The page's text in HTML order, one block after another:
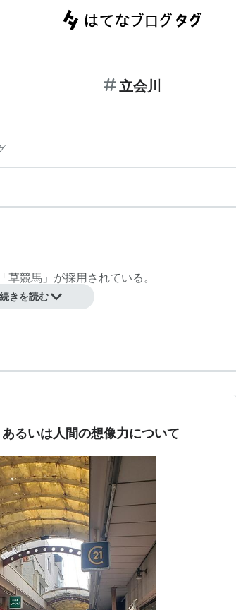
立会川
競馬」が採用されている。
浜駅〉…京急川崎…下段へ↓
←「 立会川」→ 鮫洲…〈品川駅
青砥 京成高砂 京成船橋
きを読む
るいは人間の想像力について